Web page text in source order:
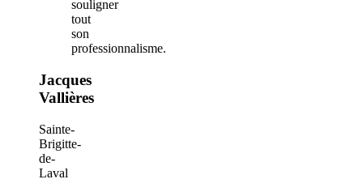
souligner
tout
son
professionnalisme.
Jacques
Vallières
Sainte-
Brigitte-
de-
Laval